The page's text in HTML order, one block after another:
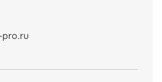
pro.ru